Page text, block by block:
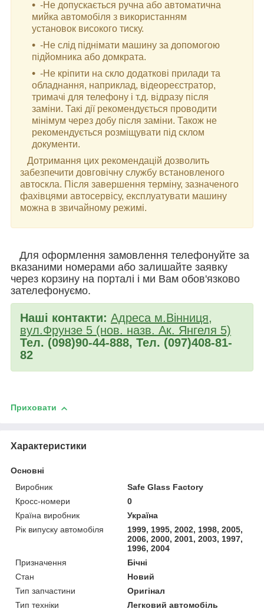
-Не допускається ручна або автоматична
мийка автомобіля з використанням
установок високого тиску.
-Не слід піднімати машину за допомогою
підйомника або домкрата.
-Не кріпити на скло додаткові прилади та
обладнання, наприклад, відеореєстратор,
тримачі для телефону і т.д. відразу після
заміни. Такі дії рекомендується проводити
мінімум через добу після заміни. Також не
рекомендується розміщувати під склом
документи.
Дотримання цих рекомендацій дозволить
забезпечити довговічну службу встановленого
автоскла. Після завершення терміну, зазначеного
фахівцями автосервісу, експлуатувати машину
можна в звичайному режимі.
Для оформлення замовлення телефонуйте за
вказаними номерами або залишайте заявку
через корзину на порталі і ми Вам обов'язково
зателефонуємо.
Наші контакти: Адреса м.Вінниця,
вул.Фрунзе 5 (нов. назв. Ак. Янгеля 5)
Тел. (098)90-44-888, Тел. (097)408-81-
82
Приховати
Характеристики
Основні
Виробник
Safe Glass Factory
Кросс-номери
0
Країна виробник
Україна
Рік випуску автомобіля
1999, 1995, 2002, 1998, 2005,
2006, 2000, 2001, 2003, 1997,
1996, 2004
Призначення
Бічні
Стан
Новий
Тип запчастини
Оригінал
Тип техніки
Легковий автомобіль